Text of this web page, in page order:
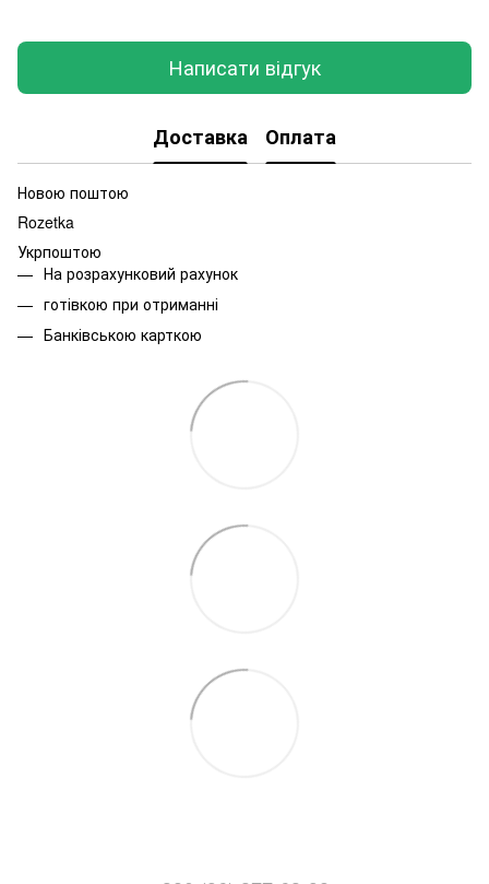
Написати відгук
Доставка Оплата
Новою поштою
Rozetka
Укрпоштою
На розрахунковий рахунок
готівкою при отриманні
Банківською карткою